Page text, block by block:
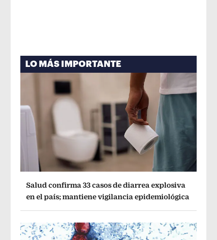
LO MÁS IMPORTANTE
Salud confirma 33 casos de diarrea explosiva
en el país; mantiene vigilancia epidemiológica